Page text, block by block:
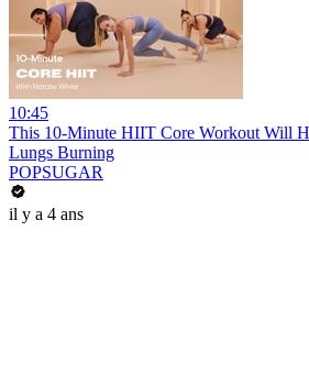
10:45
This 10-Minute HIIT Core Workout Will
Lungs Burning
POPSUGAR
il y a 4 ans